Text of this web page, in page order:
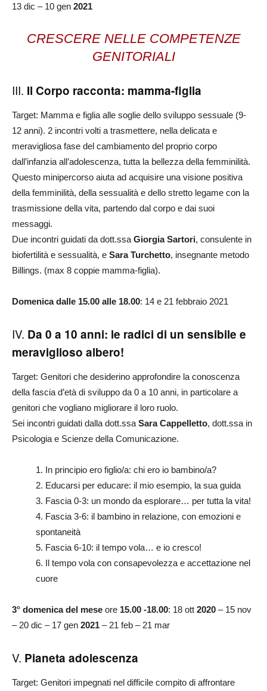
13 dic – 10 gen 2021
CRESCERE NELLE COMPETENZE
GENITORIALI
III. Il Corpo racconta: mamma-figlia
Target: Mamma e figlia alle soglie dello sviluppo sessuale (9-
12 anni). 2 incontri volti a trasmettere, nella delicata e
meravigliosa fase del cambiamento del proprio corpo
dall’infanzia all’adolescenza, tutta la bellezza della femminilità.
Questo minipercorso aiuta ad acquisire una visione positiva
della femminilità, della sessualità e dello stretto legame con la
trasmissione della vita, partendo dal corpo e dai suoi
messaggi.
Due incontri guidati da dott.ssa Giorgia Sartori, consulente in
biofertilità e sessualità, e Sara Turchetto, insegnante metodo
Billings. (max 8 coppie mamma-figlia).
Domenica dalle 15.00 alle 18.00: 14 e 21 febbraio 2021
IV. Da 0 a 10 anni: le radici di un sensibile e
meraviglioso albero!
Target: Genitori che desiderino approfondire la conoscenza
della fascia d’età di sviluppo da 0 a 10 anni, in particolare a
genitori che vogliano migliorare il loro ruolo.
Sei incontri guidati dalla dott.ssa Sara Cappelletto, dott.ssa in
Psicologia e Scienze della Comunicazione.
1. In principio ero figlio/a: chi ero io bambino/a?
2. Educarsi per educare: il mio esempio, la sua guida
3. Fascia 0-3: un mondo da esplorare… per tutta la vita!
4. Fascia 3-6: il bambino in relazione, con emozioni e
spontaneità
5. Fascia 6-10: il tempo vola… e io cresco!
6. Il tempo vola con consapevolezza e accettazione nel
cuore
3° domenica del mese ore 15.00 -18.00: 18 ott 2020 – 15 nov
– 20 dic – 17 gen 2021 – 21 feb – 21 mar
V. Pianeta adolescenza
Target: Genitori impegnati nel difficile compito di affrontare